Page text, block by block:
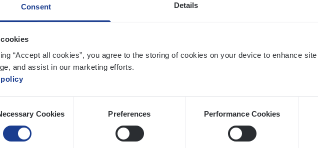
Consent Details
“Accept all cookies”, you agree to the storing of cookies on your device to enhance
and assist in our marketing efforts.
Cookies Preferences Performance Cookies
Insu­ran­ce Bro­ker
Antwerpen
Insu­ran­ce Bro­ker Trans­port & Logistiek
Sales Management